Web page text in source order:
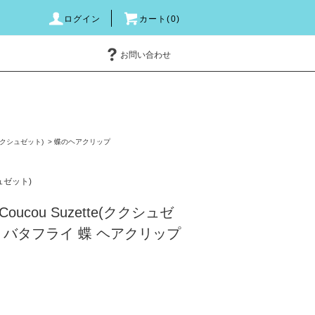
ログイン カート(0)
お問い合わせ
シュゼット) > 蝶のヘアクリップ
ゼット)
Suzette(ククシュゼ
タフライ 蝶 ヘアクリップ